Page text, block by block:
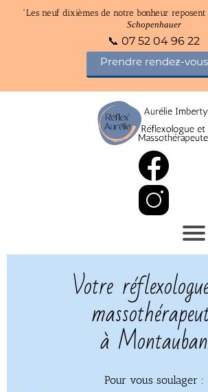
"Les neuf dixièmes de notre bonheur
Schopenhauer
📞 07 52 04 96 22
Prendre rendez-vous
Votre
à Montauban
Pour vous soulager :